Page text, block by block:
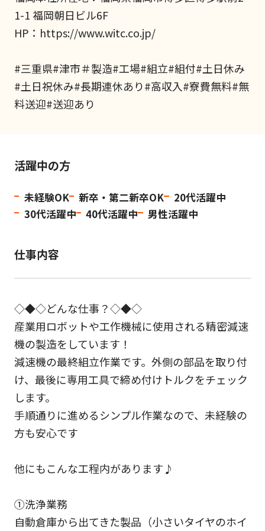
1-1 福岡朝日ビル6F
HP：https://www.witc.co.jp/
#三重県#津市＃製造#工場#組立#組付#土日休み
#土日祝休み#長期連休あり#高収入#寮費無料#無
料送迎#送迎あり
活躍中の方
未経験OK 新卒・第二新卒OK
20代活躍中
30代活躍中
40代活躍中 男性活躍中
仕事内容
◇◆◇どんな仕事？◇◆◇
産業用ロボットや工作機械に使用される精密減速
機の製造をしています！
減速機の最終組立作業です。外側の部品を取り付
け、最後に専用工具で締め付けトルクをチェック
します。
手順通りに進めるシンプル作業なので、未経験の
方も安心です
他にもこんな工程内があります♪
①洗浄業務
自動倉庫から出てきた製品（小さいタイヤのホイ